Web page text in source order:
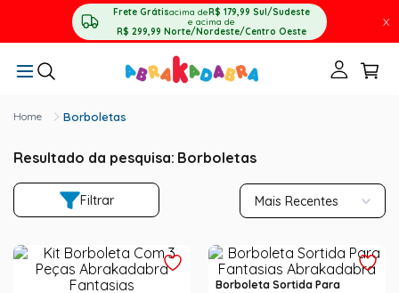
Frete Grátisacima deR$ 179,99 Sul/Sudeste
e acima de
R$ 299,99 Norte/Nordeste/Centro Oeste
X
Borboletas
Resultado da pesquisa: Borboletas
Filtrar Mais Recentes
Borboleta Sortida Para